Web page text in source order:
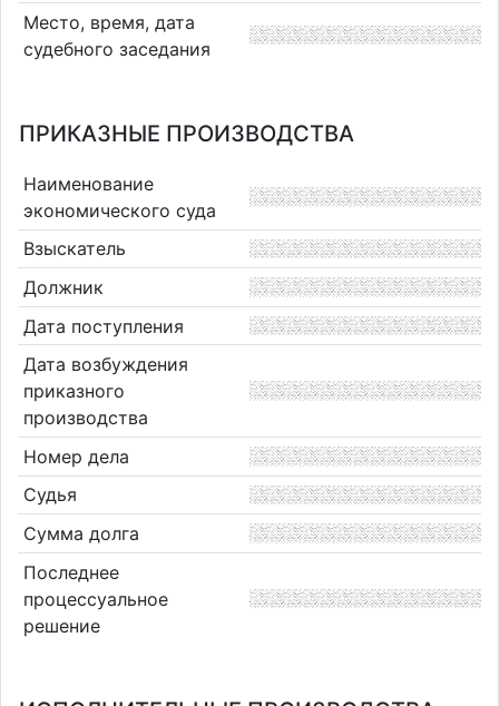
Место, время, дата
судебного заседания
ПРИКАЗНЫЕ ПРОИЗВОДСТВА
Наименование
экономического суда
Взыскатель
Должник
Дата поступления
Дата возбуждения
приказного
производства
Номер дела
Судья
Сумма долга
Последнее
процессуальное
решение